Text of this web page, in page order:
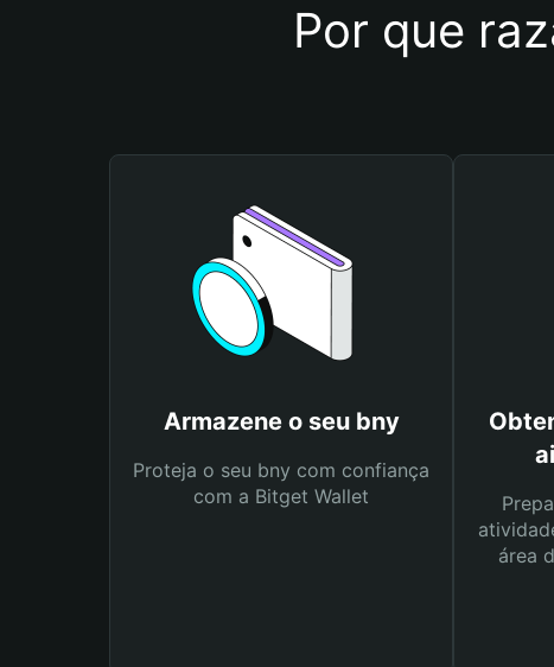
Por que
Armazene o seu bny
Proteja o seu bny com confiança
com a Bitget Wallet
área